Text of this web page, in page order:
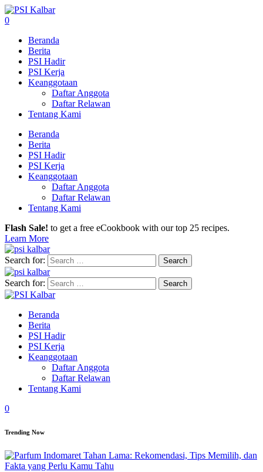
0
Beranda
Berita
PSI Hadir
PSI Kerja
Keanggotaan
Daftar Anggota
Daftar Relawan
Tentang Kami
Beranda
Berita
PSI Hadir
PSI Kerja
Keanggotaan
Daftar Anggota
Daftar Relawan
Tentang Kami
Flash Sale! to get a free eCookbook with our top 25 recipes.
Learn More
Search for:
Search for:
Beranda
Berita
PSI Hadir
PSI Kerja
Keanggotaan
Daftar Anggota
Daftar Relawan
Tentang Kami
0
Trending Now